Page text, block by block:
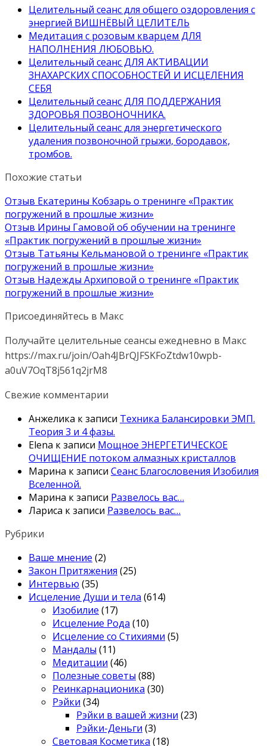
Целительный сеанс для общего оздоровления с
энергией ВИШНЁВЫЙ ЦЕЛИТЕЛЬ
Медитация с розовым кварцем ДЛЯ
НАПОЛНЕНИЯ ЛЮБОВЬЮ.
Целительный сеанс ДЛЯ АКТИВАЦИИ
ЗНАХАРСКИХ СПОСОБНОСТЕЙ И ИСЦЕЛЕНИЯ
СЕБЯ
Целительный сеанс ДЛЯ ПОДДЕРЖАНИЯ
ЗДОРОВЬЯ ПОЗВОНОЧНИКА.
Целительный сеанс для энергетического
удаления позвоночной грыжи, бородавок,
тромбов.
Похожие статьи
Отзыв Екатерины Кобзарь о тренинге «Практик
погружений в прошлые жизни»
Отзыв Ирины Гамовой об обучении на тренинге
«Практик погружений в прошлые жизни»
Отзыв Татьяны Кельмановой о тренинге «Практик
погружений в прошлые жизни»
Отзыв Надежды Архиповой о тренинге «Практик
погружений в прошлые жизни»
Присоединяйтесь в Макс
Получайте целительные сеансы ежедневно в Макс
https://max.ru/join/Oah4JBrQJFSKFoZtdw10wpb-
a0uV7OqT8j561q2jrM8
Свежие комментарии
Анжелика к записи Техника Балансировки ЭМП.
Теория 3 и 4 фазы.
Elena к записи Мощное ЭНЕРГЕТИЧЕСКОЕ
ОЧИЩЕНИЕ потоком алмазных кристаллов
Марина к записи Сеанс Благословения Изобилия
Вселенной.
Марина к записи Развелось вас…
Лариса к записи Развелось вас…
Рубрики
Ваше мнение (2)
Закон Притяжения (25)
Интервью (35)
Исцеление Души и тела (614)
Изобилие (17)
Исцеление Рода (10)
Исцеление со Стихиями (5)
Мандалы (11)
Медитации (46)
Полезные советы (88)
Реинкарнационика (30)
Рэйки (34)
Рэйки в вашей жизни (23)
Рэйки-Деньги (3)
Световая Косметика (18)